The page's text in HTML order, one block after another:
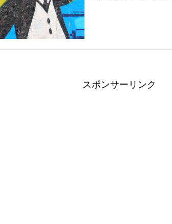
スポンサーリンク